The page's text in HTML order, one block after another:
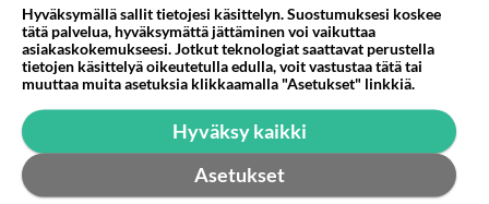
Äänestä Kommentoi
Anonyymi00019
2026-03-26 16:00:40
Anonyymi00018kirjoitti:
Hyväksymällä sallit tietojesi käsittelyn. Suostumuksesi koskee
tätä palvelua, hyväksymättä jättäminen voi vaikuttaa
asiakaskokemukseesi. Jotkut teknologiat saattavat perustella
tietojen käsittelyä oikeutetulla edulla, voit vastustaa tätä tai
muuttaa muita asetuksia klikkaamalla "Asetukset" linkkiä.
Hyväksy kaikki
Asetukset